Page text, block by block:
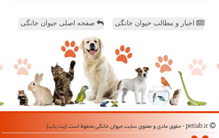
اخبار و مطالب حیوان خانگی صفحه اصلی حیوان خانگی